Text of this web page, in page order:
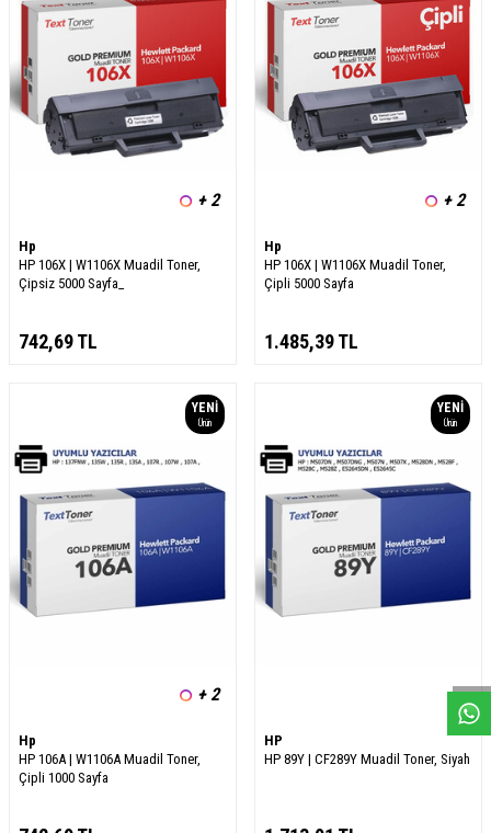
+ 2
Hp
HP 106X | W1106X Muadil Toner,
Çipsiz 5000 Sayfa_
742,69TL
+ 2
Hp
HP 106X | W1106X Muadil Toner,
Çipli 5000 Sayfa
1.485,39TL
YENI
Ürün
+ 2
Hp
HP 106A | W1106A Muadil Toner,
Çipli 1000 Sayfa
YENI
Ürün
HP
HP 89Y | CF289Y Muadil Toner, Siyah